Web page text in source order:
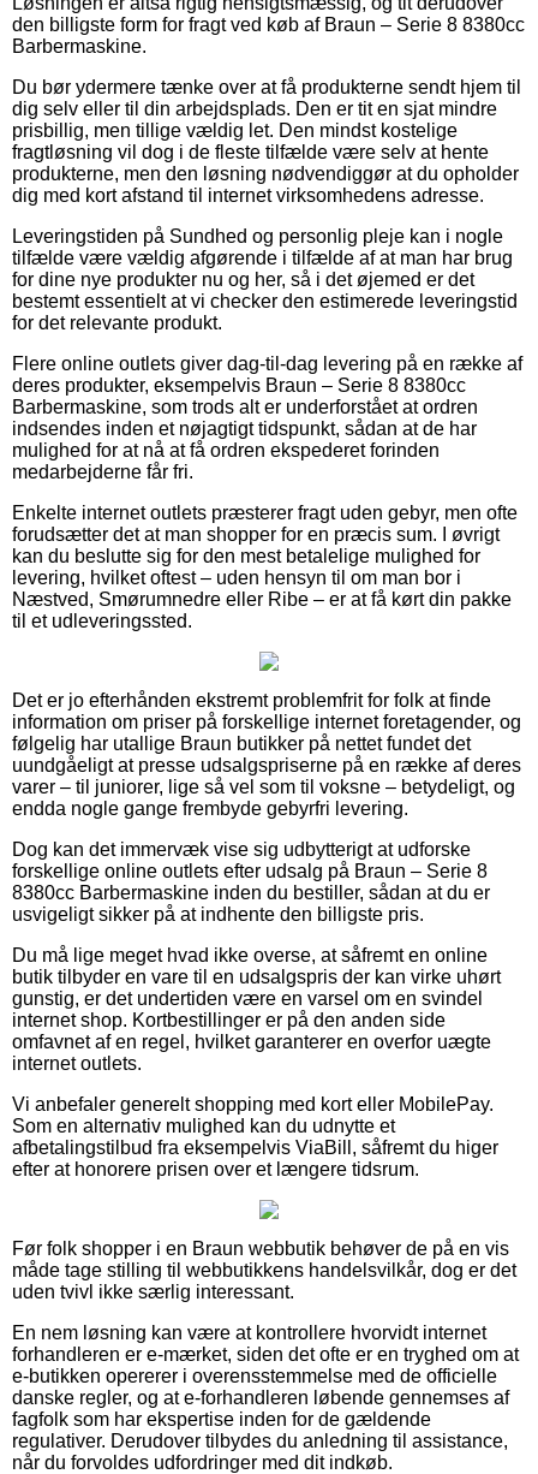
den billigste form for fragt ved køb af Braun – Serie 8 8380cc
Barbermaskine.
Du bør ydermere tænke over at få produkterne sendt hjem til
dig selv eller til din arbejdsplads. Den er tit en sjat mindre
prisbillig, men tillige vældig let. Den mindst kostelige
fragtløsning vil dog i de fleste tilfælde være selv at hente
produkterne, men den løsning nødvendiggør at du opholder
dig med kort afstand til internet virksomhedens adresse.
Leveringstiden på Sundhed og personlig pleje kan i nogle
tilfælde være vældig afgørende i tilfælde af at man har brug
for dine nye produkter nu og her, så i det øjemed er det
bestemt essentielt at vi checker den estimerede leveringstid
for det relevante produkt.
Flere online outlets giver dag-til-dag levering på en række af
deres produkter, eksempelvis Braun – Serie 8 8380cc
Barbermaskine, som trods alt er underforstået at ordren
indsendes inden et nøjagtigt tidspunkt, sådan at de har
mulighed for at nå at få ordren ekspederet forinden
medarbejderne får fri.
Enkelte internet outlets præsterer fragt uden gebyr, men ofte
forudsætter det at man shopper for en præcis sum. I øvrigt
kan du beslutte sig for den mest betalelige mulighed for
levering, hvilket oftest – uden hensyn til om man bor i
Næstved, Smørumnedre eller Ribe – er at få kørt din pakke
til et udleveringssted.
Det er jo efterhånden ekstremt problemfrit for folk at finde
information om priser på forskellige internet foretagender, og
følgelig har utallige Braun butikker på nettet fundet det
uundgåeligt at presse udsalgspriserne på en række af deres
varer – til juniorer, lige så vel som til voksne – betydeligt, og
endda nogle gange frembyde gebyrfri levering.
Dog kan det immervæk vise sig udbytterigt at udforske
forskellige online outlets efter udsalg på Braun – Serie 8
8380cc Barbermaskine inden du bestiller, sådan at du er
usvigeligt sikker på at indhente den billigste pris.
Du må lige meget hvad ikke overse, at såfremt en online
butik tilbyder en vare til en udsalgspris der kan virke uhørt
gunstig, er det undertiden være en varsel om en svindel
internet shop. Kortbestillinger er på den anden side
omfavnet af en regel, hvilket garanterer en overfor uægte
internet outlets.
Vi anbefaler generelt shopping med kort eller MobilePay.
Som en alternativ mulighed kan du udnytte et
afbetalingstilbud fra eksempelvis ViaBill, såfremt du higer
efter at honorere prisen over et længere tidsrum.
Før folk shopper i en Braun webbutik behøver de på en vis
måde tage stilling til webbutikkens handelsvilkår, dog er det
uden tvivl ikke særlig interessant.
En nem løsning kan være at kontrollere hvorvidt internet
forhandleren er e-mærket, siden det ofte er en tryghed om at
e-butikken opererer i overensstemmelse med de officielle
danske regler, og at e-forhandleren løbende gennemses af
fagfolk som har ekspertise inden for de gældende
regulativer. Derudover tilbydes du anledning til assistance,
når du forvoldes udfordringer med dit indkøb.